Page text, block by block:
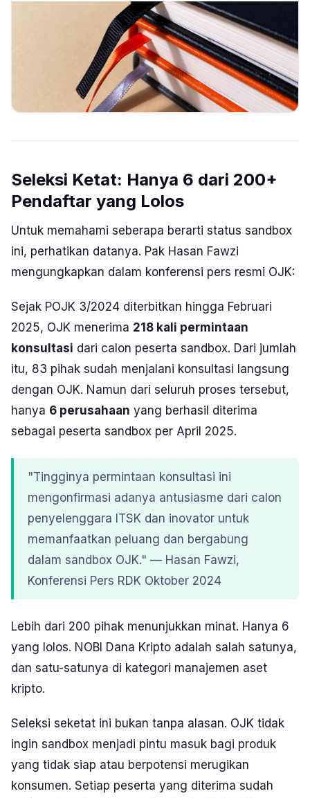
Seleksi Ketat: Hanya 6 dari 200+
Pendaftar yang Lolos
Untuk memahami seberapa berarti status sandbox
ini, perhatikan datanya. Pak Hasan Fawzi
mengungkapkan dalam konferensi pers resmi OJK:
Sejak POJK 3/2024 diterbitkan hingga Februari
2025, OJK menerima 218 kali permintaan
konsultasi dari calon peserta sandbox. Dari jumlah
itu, 83 pihak sudah menjalani konsultasi langsung
dengan OJK. Namun dari seluruh proses tersebut,
hanya 6 perusahaan yang berhasil diterima
sebagai peserta sandbox per April 2025.
"Tingginya permintaan konsultasi ini
mengonfirmasi adanya antusiasme dari calon
penyelenggara ITSK dan inovator untuk
memanfaatkan peluang dan bergabung
dalam sandbox OJK." — Hasan Fawzi,
Konferensi Pers RDK Oktober 2024
Lebih dari 200 pihak menunjukkan minat. Hanya 6
yang lolos. NOBI Dana Kripto adalah salah satunya,
dan satu-satunya di kategori manajemen aset
kripto.
Seleksi seketat ini bukan tanpa alasan. OJK tidak
ingin sandbox menjadi pintu masuk bagi produk
yang tidak siap atau berpotensi merugikan
konsumen. Setiap peserta yang diterima sudah